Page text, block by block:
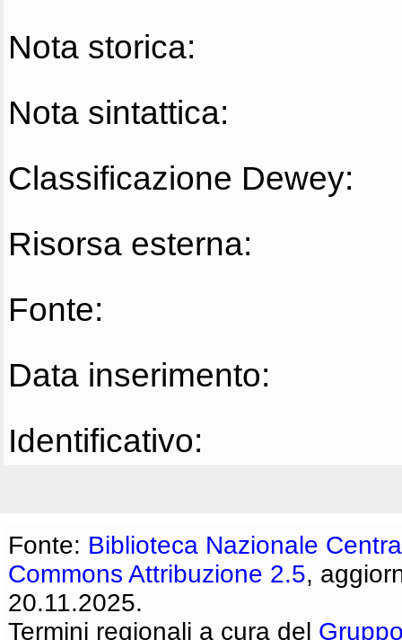
Nota storica:
Nota sintattica:
Classificazione Dewey:
Risorsa esterna:
Fonte:
Data inserimento:
Identificativo:
Fonte: Biblioteca Nazionale
Commons Attribuzione 2.5,
20.11.2025.
Termini regionali a cura del